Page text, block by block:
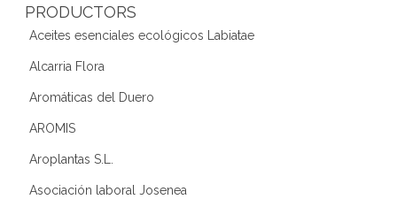
PRODUCTORS
Aceites esenciales ecológicos Labiatae
Alcarria Flora
Aromáticas del Duero
AROMIS
Aroplantas S.L.
Asociación laboral Josenea